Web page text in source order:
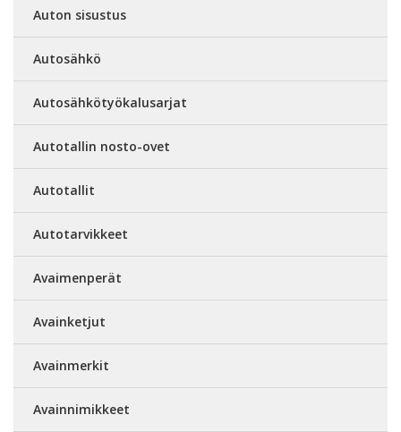
Auton sisustus
Autosähkö
Autosähkötyökalusarjat
Autotallin nosto-ovet
Autotallit
Autotarvikkeet
Avaimenperät
Avainketjut
Avainmerkit
Avainnimikkeet